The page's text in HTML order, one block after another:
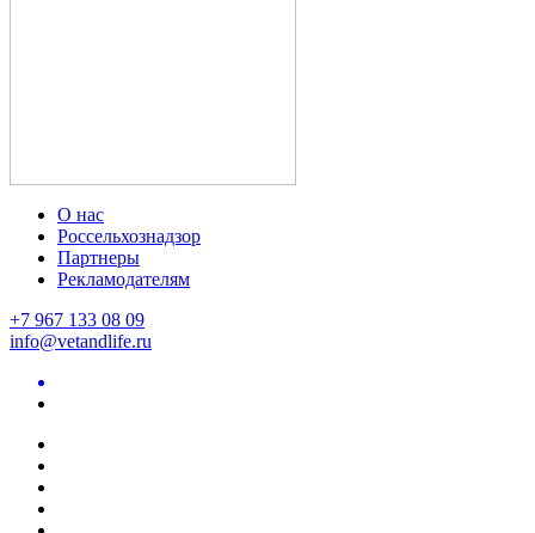
О нас
Россельхознадзор
Партнеры
Рекламодателям
+7 967 133 08 09
info@vetandlife.ru